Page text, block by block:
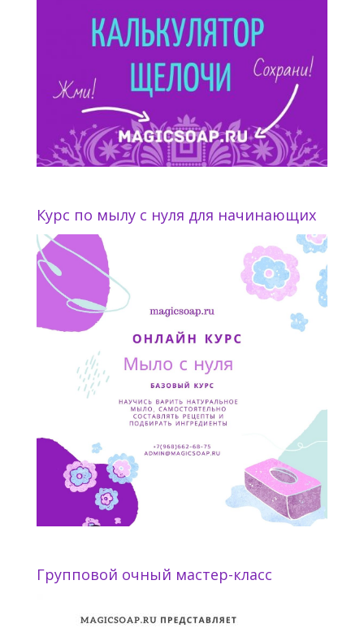
Курс по мылу с нуля для начинающих
Групповой очный мастер-класс